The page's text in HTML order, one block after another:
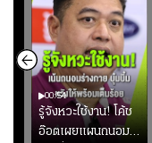
00:54
รู้จังหวะใช้งาน! โค้ช
อ๊อตเผยแผนถนอม